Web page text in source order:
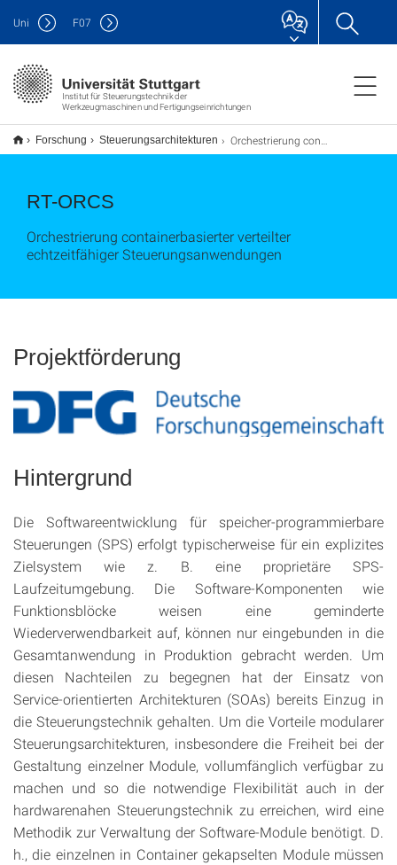
Institut für Steuerungstechnik der
Werkzeugmaschinen und Fertigungseinrichtungen
Uni F07
Forschung Steuerungsarchitekturen Orchestrierung containerbasierter verteilter echtzeitfähiger Steuerungsanwendungen
RT-ORCS
Orchestrierung containerbasierter verteilter
echtzeitfähiger Steuerungsanwendungen
Projektförderung
Hintergrund
Die Softwareentwicklung für speicher-programmierbare
Steuerungen (SPS) erfolgt typischerweise für ein explizites
Zielsystem wie z. B. eine proprietäre SPS-
Laufzeitumgebung. Die Software-Komponenten wie
Funktionsblöcke weisen eine geminderte
Wiederverwendbarkeit auf, können nur eingebunden in die
Gesamtanwendung in Produktion gebracht werden. Um
diesen Nachteilen zu begegnen hat der Einsatz von
Service-orientierten Architekturen (SOAs) bereits Einzug in
die Steuerungstechnik gehalten. Um die Vorteile modularer
Steuerungsarchitekturen, insbesondere die Freiheit bei der
Gestaltung einzelner Module, vollumfänglich verfügbar zu
machen und so die notwendige Flexibilität auch in der
hardwarenahen Steuerungstechnik zu erreichen, wird eine
Methodik zur Verwaltung der Software-Module benötigt. D.
h., die einzelnen in Container gekapselten Module müssen